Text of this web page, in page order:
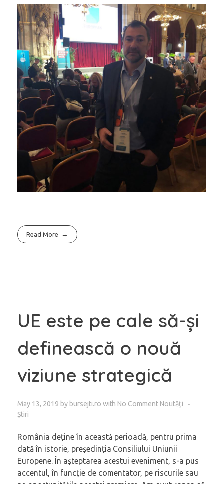
Read More
UE este pe cale să-și
definească o nouă
viziune strategică
May 13, 2019 by bursejti.ro with No Comment Noutăți
Știri
România deține în această perioadă, pentru prima
dată în istorie, președinția Consiliului Uniunii
Europene. În așteptarea acestui eveniment, s-a pus
accentul, în funcție de comentator, pe riscurile sau